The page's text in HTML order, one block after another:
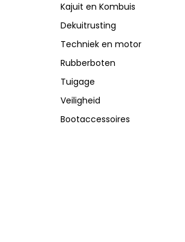
Kajuit en Kombuis
Dekuitrusting
Techniek en motor
Rubberboten
Tuigage
Veiligheid
Bootaccessoires